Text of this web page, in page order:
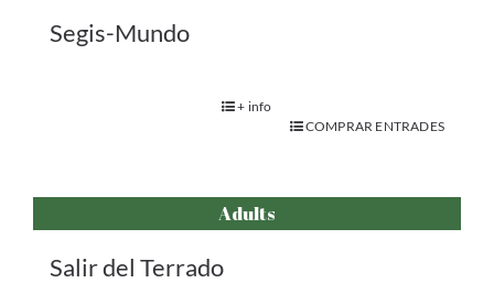
Segis-Mundo
+ info
COMPRAR ENTRADES
Adults
Salir del Terrado